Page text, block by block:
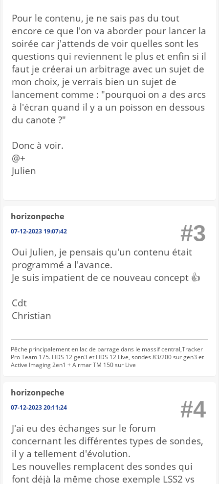
Pour le contenu, je ne sais pas du tout
encore ce que l'on va aborder pour lancer la
soirée car j'attends de voir quelles sont les
questions qui reviennent le plus et enfin si il
faut je créerai un arbitrage avec un sujet de
mon choix, je verrais bien un sujet de
lancement comme : "pourquoi on a des arcs
à l'écran quand il y a un poisson en dessous
du canote ?"
Donc à voir.
@+
Julien
horizonpeche
07-12-2023 19:07:42 #3
Oui Julien, je pensais qu'un contenu était
programmé a l'avance.
Je suis impatient de ce nouveau concept 👍
Cdt
Christian
Pêche principalement en lac de barrage dans le massif central,Tracker
Pro Team 175. HDS 12 gen3 et HDS 12 Live, sondes 83/200 sur gen3 et
Active Imaging 2en1 + Airmar TM 150 sur Live
horizonpeche
07-12-2023 20:11:24 #4
J'ai eu des échanges sur le forum
concernant les différentes types de sondes,
il y a tellement d'évolution.
Les nouvelles remplacent des sondes qui
font déjà la même chose exemple LSS2 vs